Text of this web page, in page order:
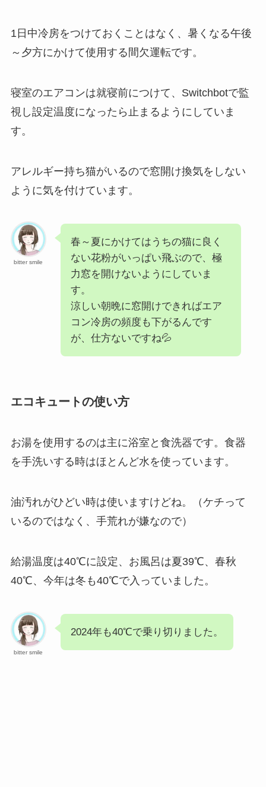
1日中冷房をつけておくことはなく、暑くなる午後
～夕方にかけて使用する間欠運転です。
寝室のエアコンは就寝前につけて、Switchbotで監
視し設定温度になったら止まるようにしていま
す。
アレルギー持ち猫がいるので窓開け換気をしない
ように気を付けています。
bitter smile
春～夏にかけてはうちの猫に良く
ない花粉がいっぱい飛ぶので、極
力窓を開けないようにしていま
す。
涼しい朝晩に窓開けできればエア
コン冷房の頻度も下がるんです
が、仕方ないですね💦
エコキュートの使い方
お湯を使用するのは主に浴室と食洗器です。食器
を手洗いする時はほとんど水を使っています。
油汚れがひどい時は使いますけどね。（ケチって
いるのではなく、手荒れが嫌なので）
給湯温度は40℃に設定、お風呂は夏39℃、春秋
40℃、今年は冬も40℃で入っていました。
bitter smile
2024年も40℃で乗り切りました。